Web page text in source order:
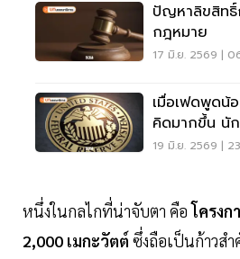
ปัญหาลิขสิทธิ์
กฎหมาย
17 มิ.ย. 2569 |
เมื่อเฟดพูดน้
คิดมากขึ้น นั
อย่างไร
19 มิ.ย. 2569 |
หนึ่งในกลไกที่น่าจับตา คือโครงก
2,000 เมกะวัตต์ ซึ่งถือเป็นก้าวส